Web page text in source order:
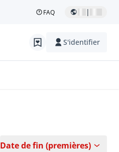
FAQ |
S'identifier
Date de fin (premières)